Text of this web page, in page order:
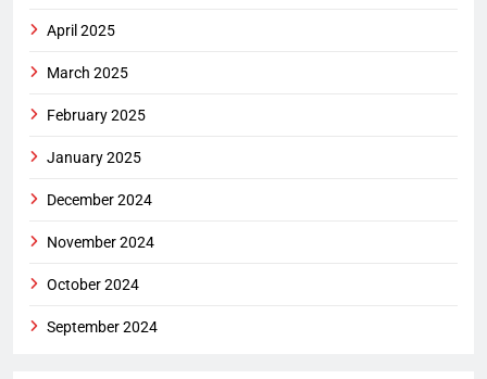
April 2025
March 2025
February 2025
January 2025
December 2024
November 2024
October 2024
September 2024